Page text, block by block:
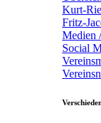
Kurt-
Fritz-
Medien
Social